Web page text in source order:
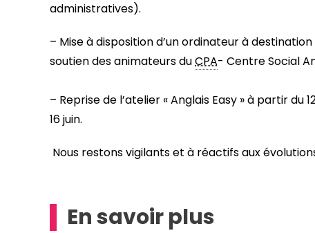
administratives).
– Mise à disposition d’un ordinateur à
soutien des animateurs duCPA- Centre Social
– Reprise de l’atelier « Anglais Easy » à partir
16 juin.
Nous restons vigilants et à réactifs aux
En savoir plus